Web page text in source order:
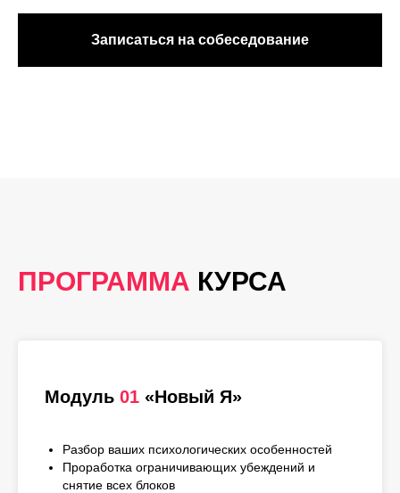
Записаться на собеседование
ПРОГРАММА КУРСА
Модуль 01 «Новый Я»
Разбор ваших психологических особенностей
Проработка ограничивающих убеждений и
снятие всех блоков